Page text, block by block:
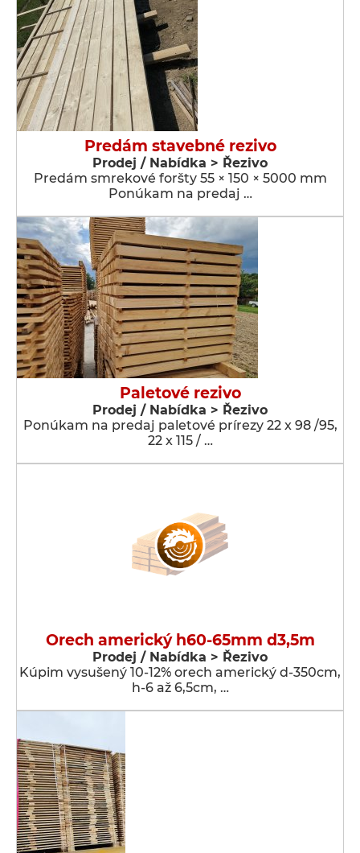
Predám stavebné rezivo
Prodej / Nabídka > Řezivo
Predám smrekové foršty 55 × 150 × 5000 mm
Ponúkam na predaj …
Paletové rezivo
Prodej / Nabídka > Řezivo
Ponúkam na predaj paletové prírezy 22 x 98 /95,
22 x 115 / …
Orech americký h60-65mm d3,5m
Prodej / Nabídka > Řezivo
Kúpim vysušený 10-12% orech americký d-350cm,
h-6 až 6,5cm, …